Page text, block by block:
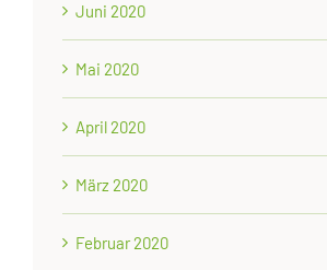
Juni 2020
Mai 2020
April 2020
März 2020
Februar 2020